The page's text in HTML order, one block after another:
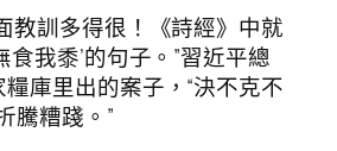
教訓多得很！《詩經》中就
食我黍’的句子。”習近平總
庫里出的案子，“決不克不
騰糟踐。”